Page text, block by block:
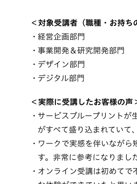
＜対象受講者（職種・お持ち
経営企画部門
事業開発＆研究開発部門
デザイン部門
デジタル部門
＜実際に受講したお客様の声
サービスブループリントが
がすべて盛り込まれていて
ワークで実感を伴いながら
す。非常に参考になりまし
オンライン受講は初めてで